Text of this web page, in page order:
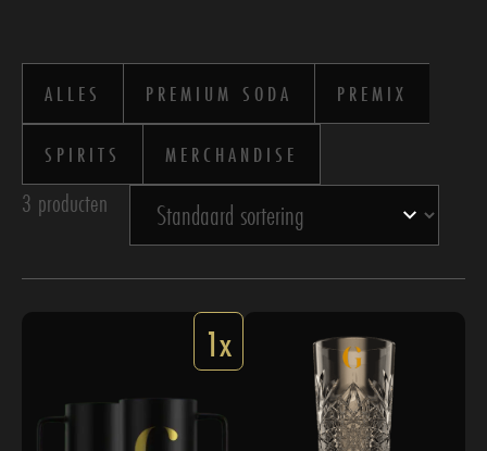
ALLES PREMIUM SODA PREMIX
SPIRITS MERCHANDISE
3 producten
1x